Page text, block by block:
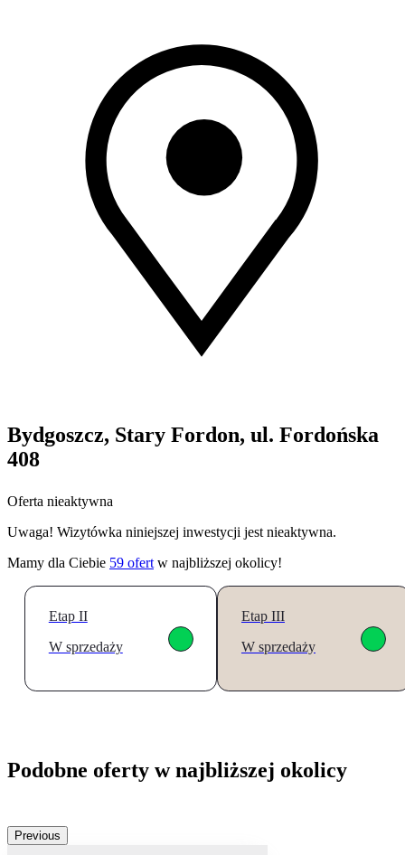
Bydgoszcz, Stary Fordon, ul. Fordońska
408
Oferta nieaktywna
Uwaga! Wizytówka niniejszej inwestycji jest nieaktywna.
Mamy dla Ciebie 59 ofert w najbliższej okolicy!
Etap II
W sprzedaży
Etap III
W sprzedaży
Podobne oferty w najbliższej okolicy
Previous